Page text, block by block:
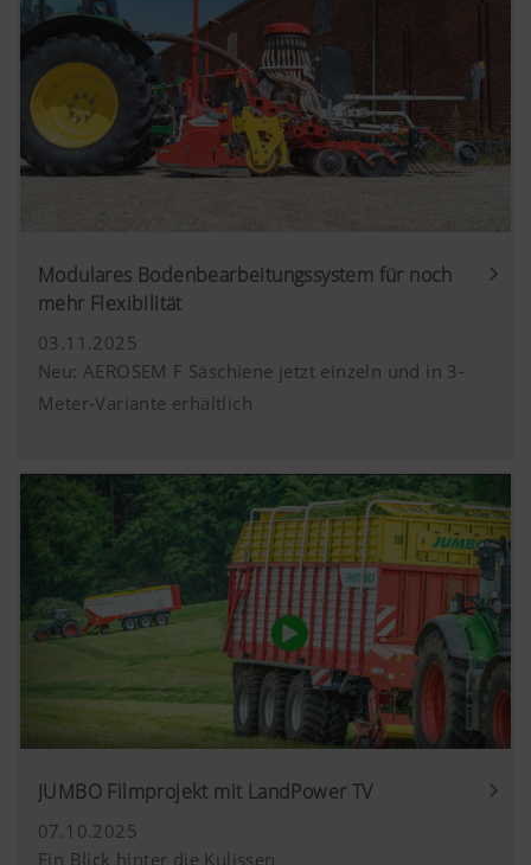
Modulares Bodenbearbeitungssystem für noch
mehr Flexibilität
03.11.2025
Neu: AEROSEM F Säschiene jetzt einzeln und in 3-
Meter-Variante erhältlich
JUMBO Filmprojekt mit LandPower TV
07.10.2025
Ein Blick hinter die Kulissen